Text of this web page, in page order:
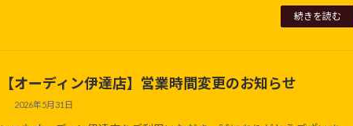
続きを読む
【オーディン伊達店】営業時間変更のお知らせ
2026年5月31日